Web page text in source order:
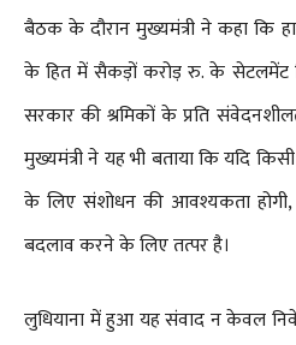
बैठक के दौरान मुख्यमंत्री ने कहा कि
के हित में सैकड़ों करोड़ रु. के सेटलमेंट
सरकार की श्रमिकों के प्रति
मुख्यमंत्री ने यह भी बताया कि यदि
के लिए संशोधन की आवश्यकता
बदलाव करने के लिए तत्पर है।
लुधियाना में हुआ यह संवाद न केवल